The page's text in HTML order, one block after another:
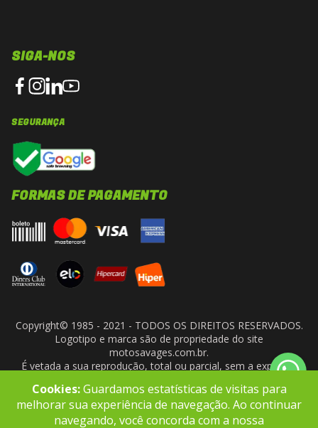
SIGA-NOS
SEGURANÇA
FORMAS DE PAGAMENTO
Copyright© 1985 - 2021 - TODOS OS DIREITOS RESERVADOS.
Logotipo e marca são de propriedade do site
motosavages.com.br.
É vetada a sua reprodução, total ou parcial, sem a expressa
- CNPJ: 10.927.924/0001-91
Cookies:Guardamos estatísticas de visitas para
melhorar sua experiência de navegação. Ao continuar
navegando, você concorda com a nossa